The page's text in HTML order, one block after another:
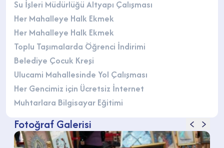
Su İşleri Müdürlüğü Altyapı Çalışması
Her Mahalleye Halk Ekmek
Her Mahalleye Halk Ekmek
Toplu Taşımalarda Öğrenci İndirimi
Belediye Çocuk Kreşi
Ulucami Mahallesinde Yol Çalışması
Her Gencimiz için Ücretsiz İnternet
Muhtarlara Bilgisayar Eğitimi
Fotoğraf Galerisi